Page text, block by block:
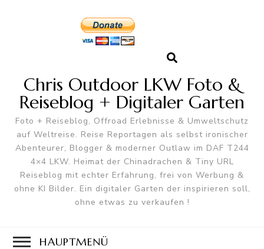
Chris Outdoor LKW Foto &
Reiseblog + Digitaler Garten
Foto + Reiseblog, Offroad Erlebnisse & Umweltschutz
auf Weltreise. Reise Reportagen als selbst ironischer
Abenteurer, Blogger & moderner Outlaw im DAF T244
4×4 LKW. Heimat der Chinadrachen & Tiny URL
Reiseblog mit echter Erfahrung, frei von Werbung &
ohne KI Bilder. Ein digitaler Garten der inspirieren soll,
ohne etwas zu verkaufen !
HAUPTMENÜ